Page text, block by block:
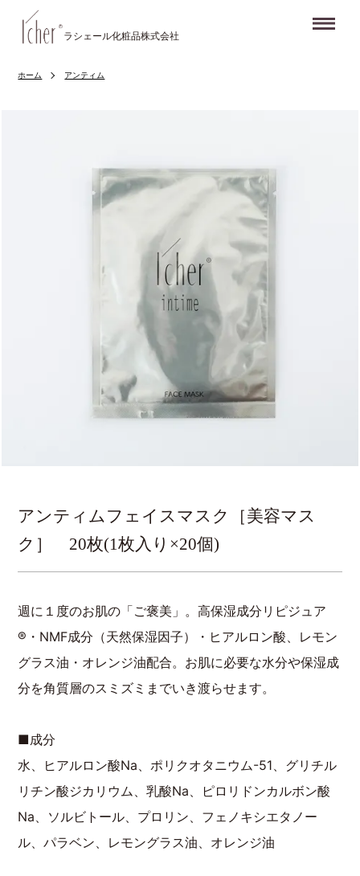
ラシェール化粧品株式会社
ホーム アンティム
アンティムフェイスマスク［美容マス
ク］ 20枚(1枚入り×20個)
週に１度のお肌の「ご褒美」。高保湿成分リピジュア
®・NMF成分（天然保湿因子）・ヒアルロン酸、レモン
グラス油・オレンジ油配合。お肌に必要な水分や保湿成
分を角質層のスミズミまでいき渡らせます。
■成分
水、ヒアルロン酸Na、ポリクオタニウム-51、グリチル
リチン酸ジカリウム、乳酸Na、ピロリドンカルボン酸
Na、ソルビトール、プロリン、フェノキシエタノー
ル、パラベン、レモングラス油、オレンジ油